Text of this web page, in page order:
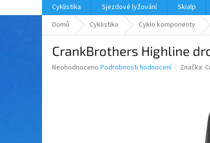
Cyklistika Sjezdové lyžování Skialp
Domů
Cyklistika Cyklo komponenty
CrankBrothers Highline
Průměrné
Neohodnoceno Podrobnosti hodnocení Značka: